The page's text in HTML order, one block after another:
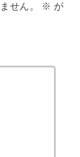
せん。 ※ が